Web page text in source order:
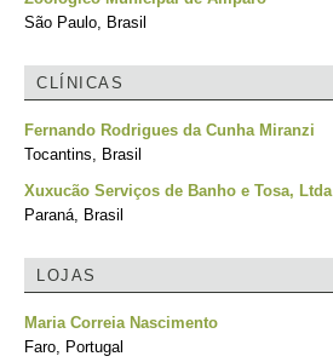
São Paulo, Brasil
CLÍNICAS
Fernando Rodrigues da Cunha Miranzi
Tocantins, Brasil
Xuxucão Serviços de Banho e Tosa, Ltda
Paraná, Brasil
LOJAS
Maria Correia Nascimento
Faro, Portugal